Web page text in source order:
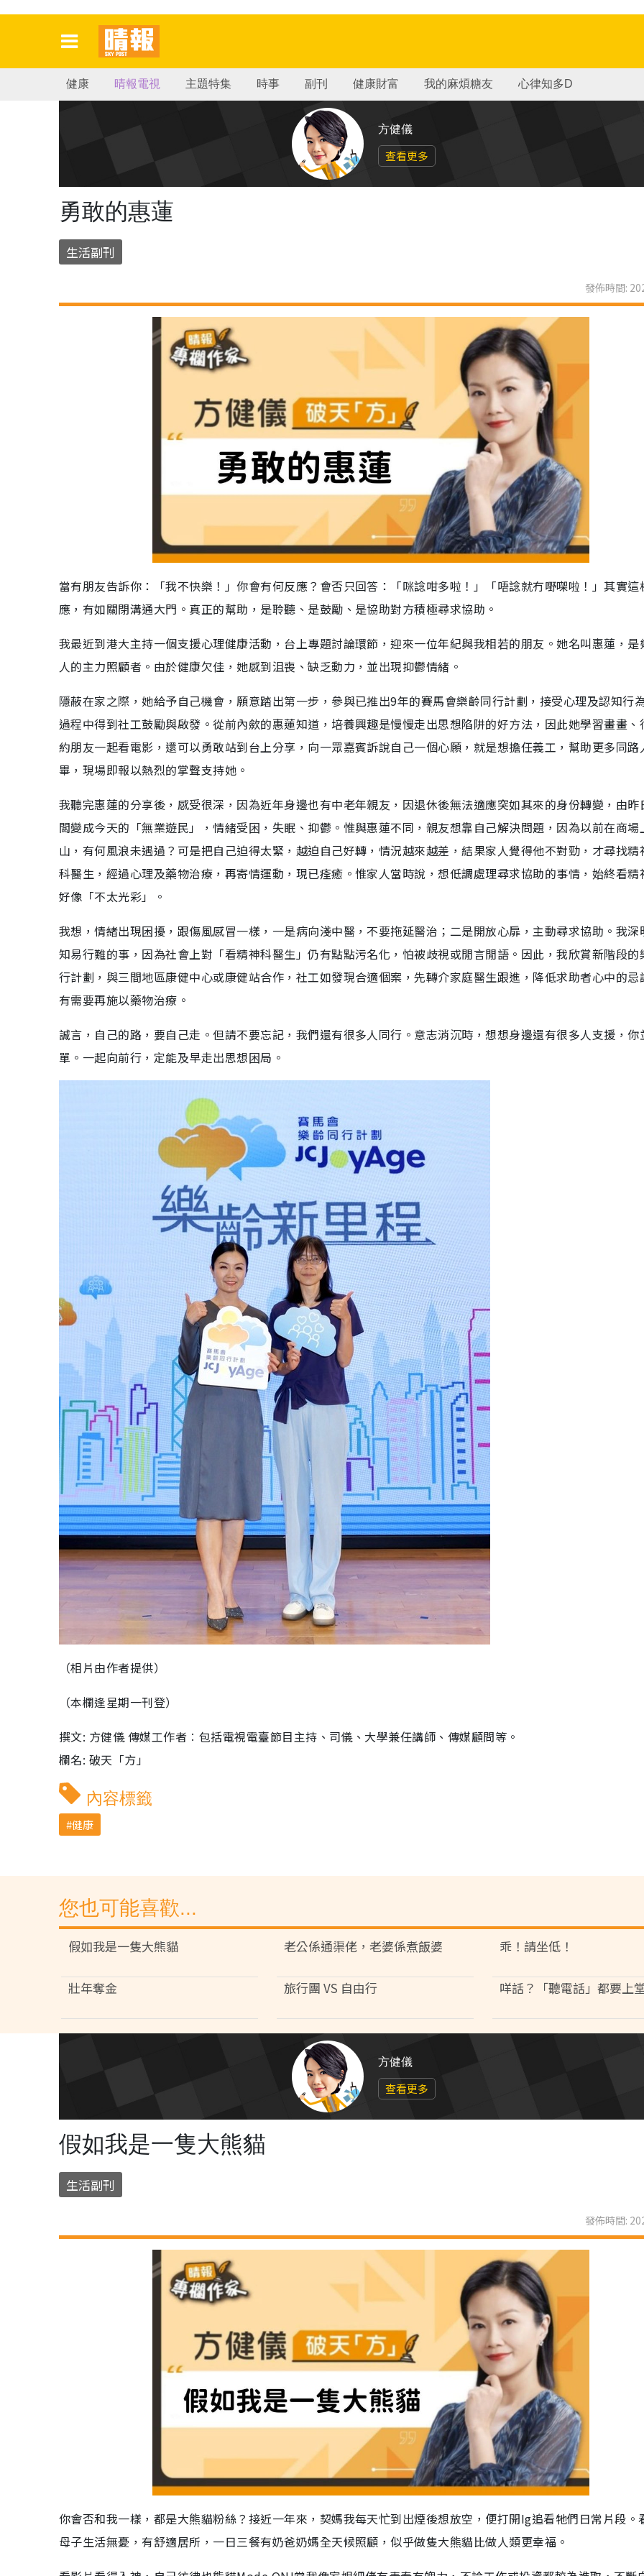
健康 晴報電視 主題特集 時事 副刊 健康財富 我的麻煩糖友 心律知多D
方健儀
查看更多
勇敢的惠蓮
生活副刊
發佈時間:
當有朋友告訴你：「我不快樂！」你會有何反應？會否只回答：「咪諗咁多啦！」「唔諗就冇嘢㗎啦！」其實這
應，有如關閉溝通大門。真正的幫助，是聆聽、是鼓勵、是協助對方積極尋求協助。
我最近到港大主持一個支援心理健康活動，台上專題討論環節，迎來一位年紀與我相若的朋友。她名叫惠蓮，是
人的主力照顧者。由於健康欠佳，她感到沮喪、缺乏動力，並出現抑鬱情緒。
隱蔽在家之際，她給予自己機會，願意踏出第一步，參與已推出9年的賽馬會樂齡同行計劃，接受心理及認知行
過程中得到社工鼓勵與啟發。從前內歛的惠蓮知道，培養興趣是慢慢走出思想陷阱的好方法，因此她學習畫畫、
約朋友一起看電影，還可以勇敢站到台上分享，向一眾嘉賓訴說自己一個心願，就是想擔任義工，幫助更多同路
畢，現場即報以熱烈的掌聲支持她。
我聽完惠蓮的分享後，感受很深，因為近年身邊也有中老年親友，因退休後無法適應突如其來的身份轉變，由昨
闆變成今天的「無業遊民」，情緒受困，失眠、抑鬱。惟與惠蓮不同，親友想靠自己解決問題，因為以前在商場
山，有何風浪未遇過？可是把自己迫得太緊，越迫自己好轉，情況越來越差，結果家人覺得他不對勁，才尋找精
科醫生，經過心理及藥物治療，再寄情運動，現已痊癒。惟家人當時說，想低調處理尋求協助的事情，始終看精
好像「不太光彩」。
我想，情緒出現困擾，跟傷風感冒一樣，一是病向淺中醫，不要拖延醫治；二是開放心扉，主動尋求協助。我深
知易行難的事，因為社會上對「看精神科醫生」仍有點點污名化，怕被歧視或閒言閒語。因此，我欣賞新階段的
行計劃，與三間地區康健中心或康健站合作，社工如發現合適個案，先轉介家庭醫生跟進，降低求助者心中的忌
有需要再施以藥物治療。
誠言，自己的路，要自己走。但請不要忘記，我們還有很多人同行。意志消沉時，想想身邊還有很多人支援，你
單。一起向前行，定能及早走出思想困局。
（相片由作者提供）
（本欄逢星期一刊登）
撰文: 方健儀 傳媒工作者︰包括電視電臺節目主持、司儀、大學兼任講師、傳媒顧問等。
欄名: 破天「方」
內容標籤
健康
您也可能喜歡...
假如我是一隻大熊貓 老公係通渠佬，老婆係煮飯婆 乖！請坐低！
壯年奪金 旅行團 VS 自由行 咩話？「聽電話」都要上
方健儀
查看更多
假如我是一隻大熊貓
生活副刊
發佈時間:
你會否和我一樣，都是大熊貓粉絲？接近一年來，契媽我每天忙到出煙後想放空，便打開Ig追看牠們日常片段。
母子生活無憂，有舒適居所，一日三餐有奶爸奶媽全天候照顧，似乎做隻大熊貓比做人類更幸福。